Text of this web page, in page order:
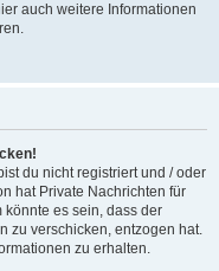
auch weitere Informationen
du nicht registriert und / oder
hat Private Nachrichten für
könnte es sein, dass der
zu verschicken, entzogen hat.
zu erhalten.